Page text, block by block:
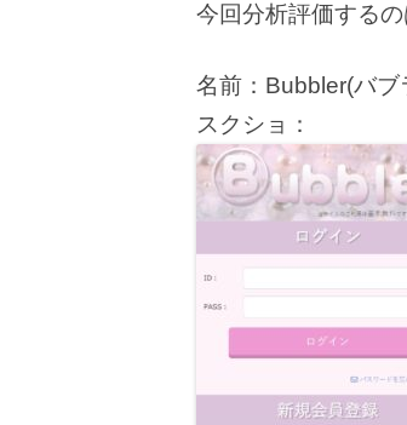
今回分析評価するの
名前：Bubbler(バブ
スクショ：